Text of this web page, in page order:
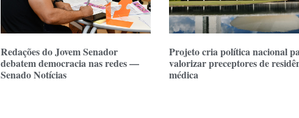
Redações do Jovem Senador
debatem democracia nas redes —
Senado Notícias
Projeto cria política nacional
valorizar preceptores de
médica